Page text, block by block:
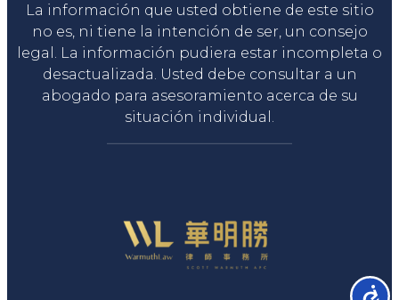
La información que usted obtiene de este sitio
no es, ni tiene la intención de ser, un consejo
legal. La información pudiera estar incompleta o
desactualizada. Usted debe consultar a un
abogado para asesoramiento acerca de su
situación individual.